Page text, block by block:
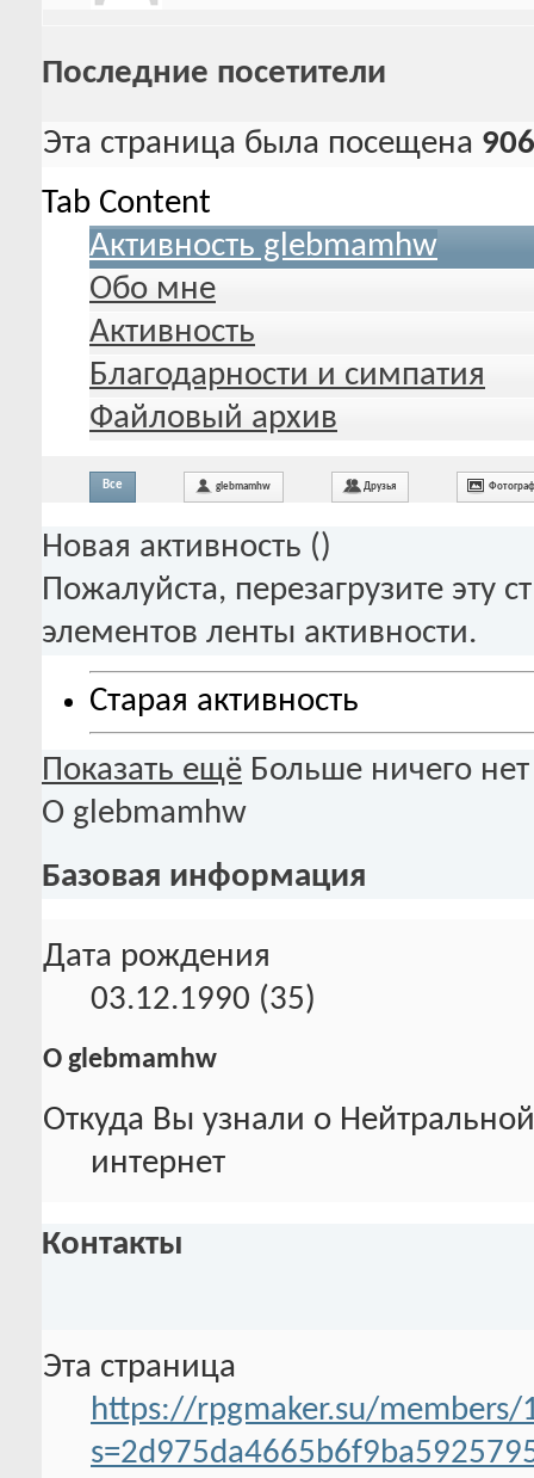
Последние посетители
Эта страница была посещена 906
Tab Content
Активность glebmamhw
Обо мне
Активность
Благодарности и симпатия
Файловый архив
Все glebmamhw Друзья
Новая активность ()
Пожалуйста, перезагрузите эту
элементов ленты активности.
Старая активность
Показать ещё Больше ничего нет
О glebmamhw
Базовая информация
Дата рождения
03.12.1990 (35)
О glebmamhw
Откуда Вы узнали о
интернет
Контакты
Эта страница
https://rpgmaker.su/